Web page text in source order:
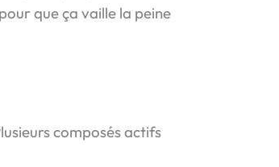
que ça vaille la peine
composés actifs